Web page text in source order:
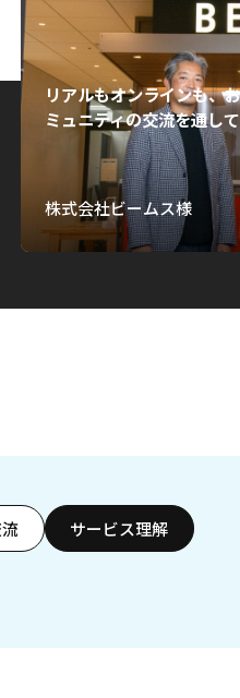
リアルもオンラインも、
ミュニティの交流を通し
株式会社ビームス様
サービス理解